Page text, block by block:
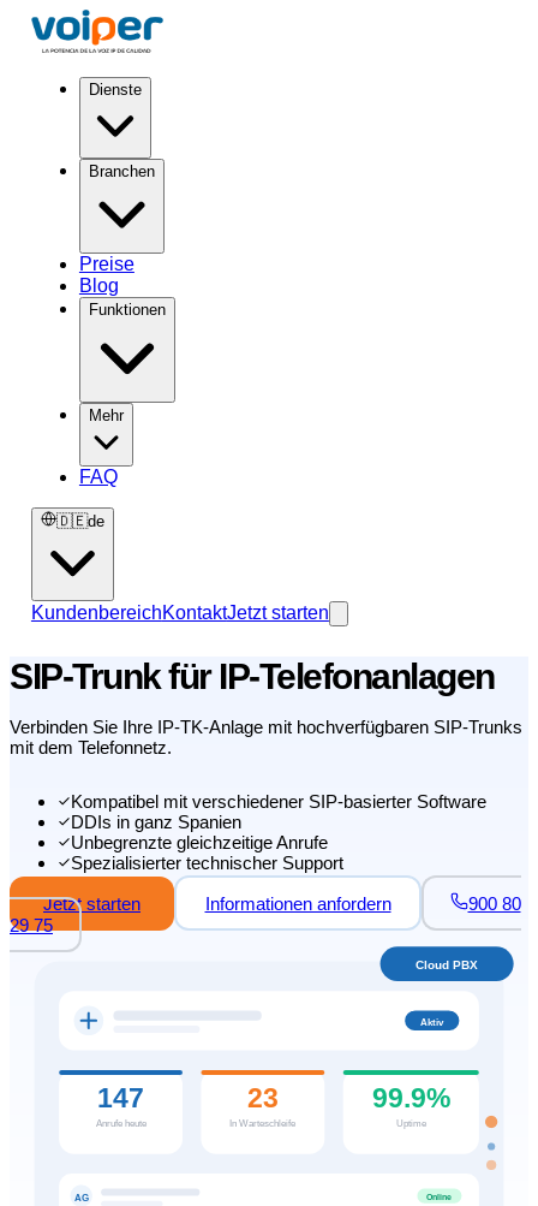
Dienste
Branchen
Preise
Blog
Funktionen
Mehr
FAQ
🇩🇪de
KundenbereichKontaktJetzt starten
SIP-Trunk für IP-Telefonanlagen
Verbinden Sie Ihre IP-TK-Anlage mit hochverfügbaren SIP-Trunks
mit dem Telefonnetz.
Kompatibel mit verschiedener SIP-basierter Software
DDIs in ganz Spanien
Unbegrenzte gleichzeitige Anrufe
Spezialisierter technischer Support
Jetzt starten
Informationen anfordern
900 80
29 75
Aktiv
147
Anrufe heute
23
In Warteschleife
99.9%
Uptime
AG Online
Cloud PBX